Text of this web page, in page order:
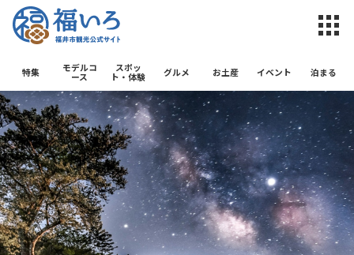
福井市観光
特集
モデルコ
ース
スポッ
ト・体験
グルメ お土産 イベント 泊まる